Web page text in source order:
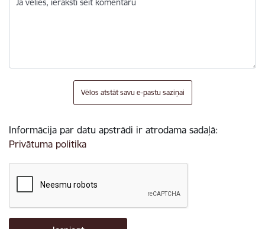
Ja vēlies, ieraksti šeit komentāru
Vēlos atstāt savu e-pastu saziņai
Informācija par datu apstrādi ir atrodama sadaļā:
Privātuma politika